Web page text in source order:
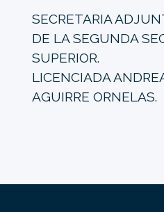
SECRETARIA
DE LA SEGUNDA
SUPERIOR.
LICENCIADA
AGUIRRE ORNELAS.